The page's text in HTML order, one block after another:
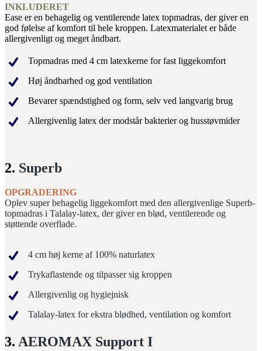
INKLUDERET
Ease er en behagelig og ventilerende latex topmadras, der giver en
god følelse af komfort til hele kroppen. Latexmaterialet er både
allergivenligt og meget åndbart.
Topmadras med 4 cm latexkerne for fast liggekomfort
Høj åndbarhed og god ventilation
Bevarer spændstighed og form, selv ved langvarig brug
Allergivenlig latex der modstår bakterier og husstøvmider
2. Superb
OPGRADERING
Oplev super behagelig liggekomfort med den allergivenlige Superb-
topmadras i Talalay-latex, der giver en blød, ventilerende og
støttende overflade.
4 cm høj kerne af 100% naturlatex
Trykaflastende og tilpasser sig kroppen
Allergivenlig og hygiejnisk
Talalay-latex for ekstra blødhed, ventilation og komfort
3. AEROMAX Support I